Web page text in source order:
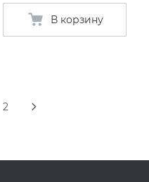
В корзину
2